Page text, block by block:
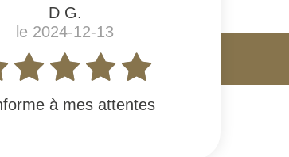
D G.
le 2024-12-13
à mes attentes